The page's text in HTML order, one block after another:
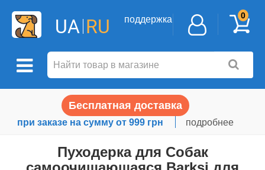
UA RU поддержка 0
Бесплатная доставка
при заказе на сумму от 999 грн подробнее
Пуходерка для Собак